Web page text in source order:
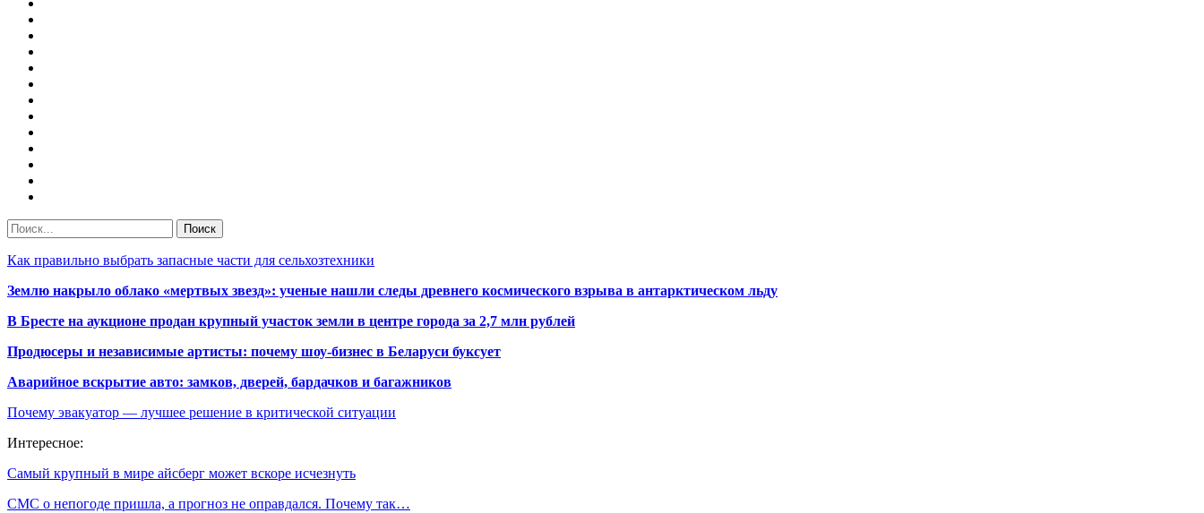
Как правильно выбрать запасные части для сельхозтехники
Землю накрыло облако «мертвых звезд»: ученые нашли следы древнего космического взрыва в антарктическом льду
В Бресте на аукционе продан крупный участок земли в центре города за 2,7 млн рублей
Продюсеры и независимые артисты: почему шоу-бизнес в Беларуси буксует
Аварийное вскрытие авто: замков, дверей, бардачков и багажников
Почему эвакуатор — лучшее решение в критической ситуации
Интересное:
Самый крупный в мире айсберг может вскоре исчезнуть
СМС о непогоде пришла, а прогноз не оправдался. Почему так…